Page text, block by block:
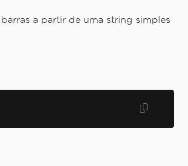
a partir de uma string simples